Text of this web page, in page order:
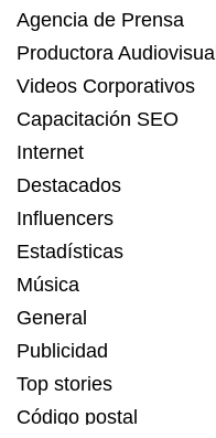
Agencia de Prensa
Productora Audiovisual
Videos Corporativos
Capacitación SEO
Internet
Destacados
Influencers
Estadísticas
Música
General
Publicidad
Top stories
Código postal